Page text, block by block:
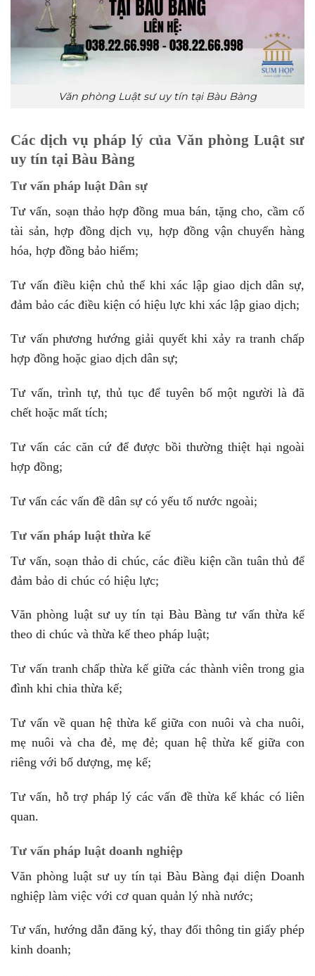
Văn phòng Luật sư uy tín tại Bàu Bàng
Các dịch vụ pháp lý của Văn phòng Luật sư
uy tín tại Bàu Bàng
Tư vấn pháp luật Dân sự
Tư vấn, soạn thảo hợp đồng mua bán, tặng cho, cầm cố
tài sản, hợp đồng dịch vụ, hợp đồng vận chuyển hàng
hóa, hợp đồng bảo hiểm;
Tư vấn điều kiện chủ thể khi xác lập giao dịch dân sự,
đảm bảo các điều kiện có hiệu lực khi xác lập giao dịch;
Tư vấn phương hướng giải quyết khi xảy ra tranh chấp
hợp đồng hoặc giao dịch dân sự;
Tư vấn, trình tự, thủ tục để tuyên bố một người là đã
chết hoặc mất tích;
Tư vấn các căn cứ để được bồi thường thiệt hại ngoài
hợp đồng;
Tư vấn các vấn đề dân sự có yếu tố nước ngoài;
Tư vấn pháp luật thừa kế
Tư vấn, soạn thảo di chúc, các điều kiện cần tuân thủ để
đảm bảo di chúc có hiệu lực;
Văn phòng luật sư uy tín tại Bàu Bàng tư vấn thừa kế
theo di chúc và thừa kế theo pháp luật;
Tư vấn tranh chấp thừa kế giữa các thành viên trong gia
đình khi chia thừa kế;
Tư vấn về quan hệ thừa kế giữa con nuôi và cha nuôi,
mẹ nuôi và cha đẻ, mẹ đẻ; quan hệ thừa kế giữa con
riêng với bố dượng, mẹ kế;
Tư vấn, hỗ trợ pháp lý các vấn đề thừa kế khác có liên
quan.
Tư vấn pháp luật doanh nghiệp
Văn phòng luật sư uy tín tại Bàu Bàng đại diện Doanh
nghiệp làm việc với cơ quan quản lý nhà nước;
Tư vấn, hướng dẫn đăng ký, thay đổi thông tin giấy phép
kinh doanh;